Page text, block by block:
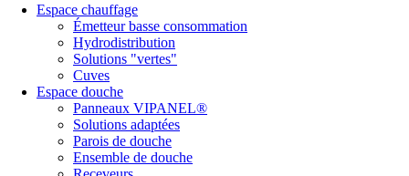
Espace chauffage
Émetteur basse consommation
Hydrodistribution
Solutions "vertes"
Cuves
Espace douche
Panneaux VIPANEL®
Solutions adaptées
Parois de douche
Ensemble de douche